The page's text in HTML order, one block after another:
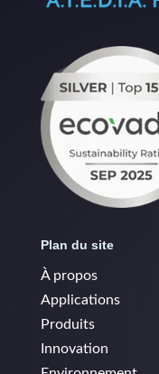
Plan du site
À propos
Applications
Produits
Innovation